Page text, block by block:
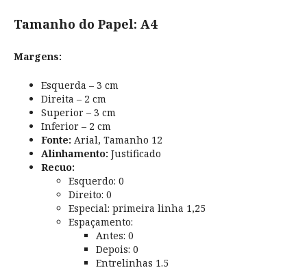
Tamanho do Papel: A4
Margens:
Esquerda – 3 cm
Direita – 2 cm
Superior – 3 cm
Inferior – 2 cm
Fonte: Arial, Tamanho 12
Alinhamento: Justificado
Recuo:
Esquerdo: 0
Direito: 0
Especial: primeira linha 1,25
Espaçamento:
Antes: 0
Depois: 0
Entrelinhas 1.5